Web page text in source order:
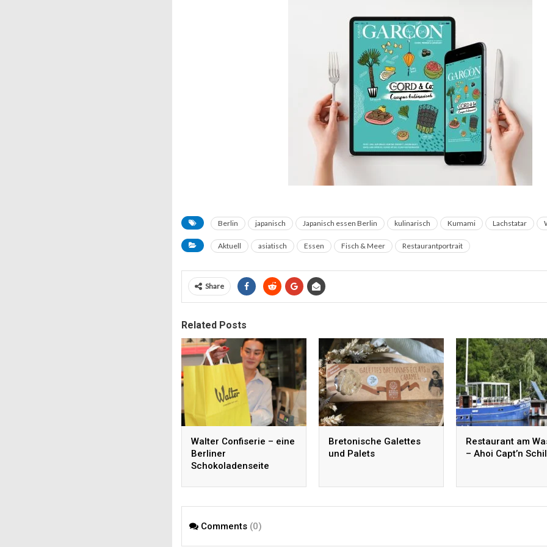
Berlin japanisch Japanisch essen Berlin kulinarisch Kumami Lachstatar
Aktuell asiatisch Essen Fisch & Meer Restaurantportrait
Share
Related Posts
Walter Confiserie – eine
Berliner
Schokoladenseite
Bretonische Galettes
und Palets
Restaurant am
– Ahoi Capt’n
Comments (0)